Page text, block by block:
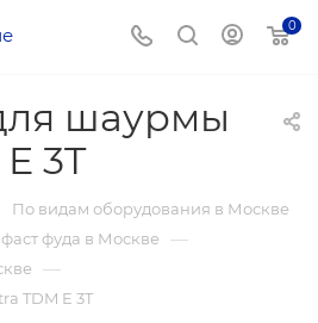
0
шаурмы
3T
По видам оборудования в Москве
фуда в Москве —
—
TDM E 3T